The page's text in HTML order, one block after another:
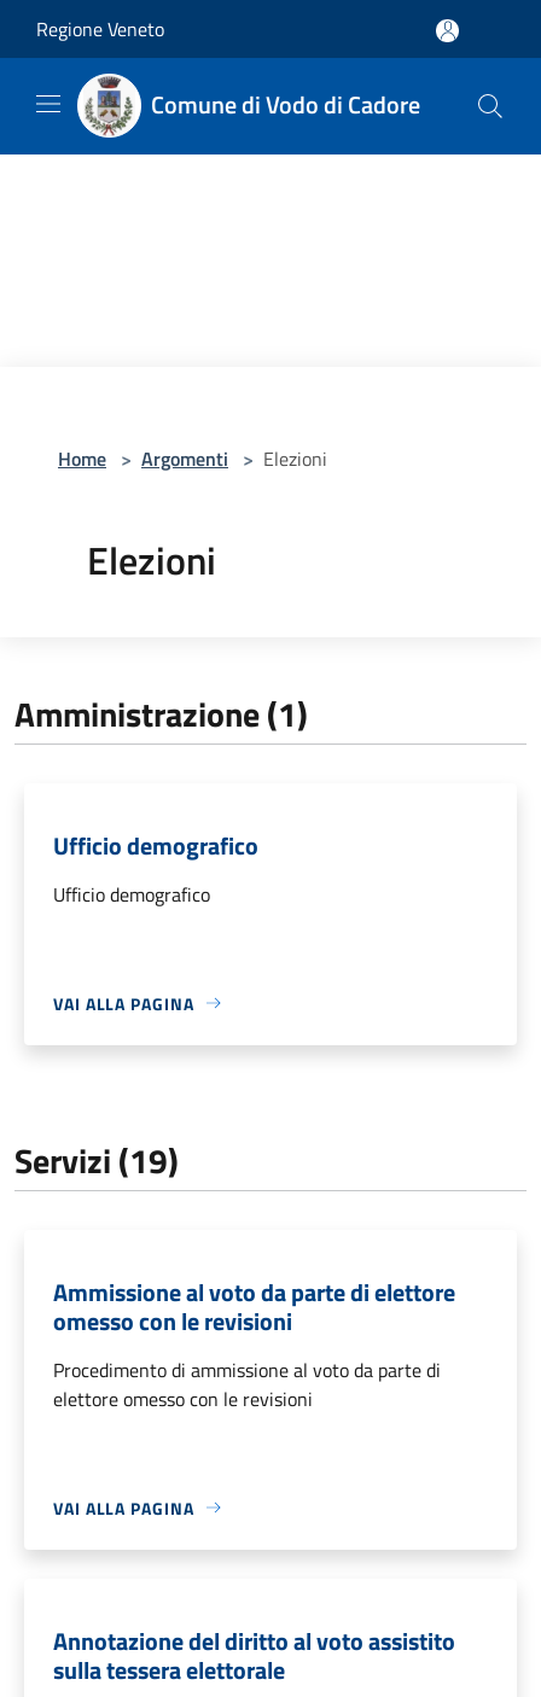
Regione Veneto
Comune di Vodo di Cadore
Home > Argomenti > Elezioni
Elezioni
Amministrazione (1)
Ufficio demografico
Ufficio demografico
VAI ALLA PAGINA
Servizi (19)
Ammissione al voto da parte di elettore
omesso con le revisioni
Procedimento di ammissione al voto da parte di
elettore omesso con le revisioni
VAI ALLA PAGINA
Annotazione del diritto al voto assistito
sulla tessera elettorale